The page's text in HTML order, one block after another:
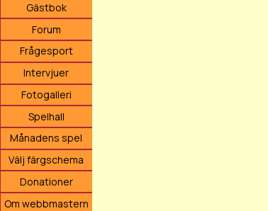
Gästbok
Forum
Frågesport
Intervjuer
Fotogalleri
Spelhall
Månadens spel
Välj färgschema
Donationer
Om webbmastern